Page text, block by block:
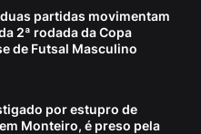
partidas movimentam
2ª rodada da Copa
de Futsal Masculino
por estupro de
Monteiro, é preso pela